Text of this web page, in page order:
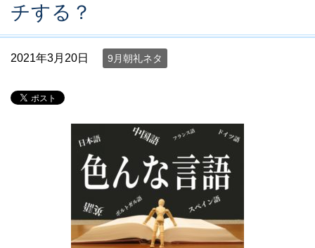
チする？
2021年3月20日 9月朝礼ネタ